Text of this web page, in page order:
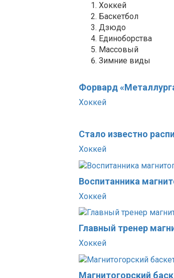
Хоккей
Баскетбол
Дзюдо
Единоборства
Массовый
Зимние виды
Форвард
Хоккей
Стало известно
Хоккей
Воспитанника
Хоккей
Главный тренер
Хоккей
Магнитогорский